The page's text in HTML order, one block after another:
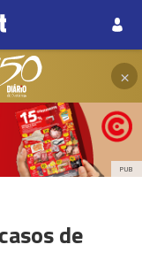
×
PUB
de